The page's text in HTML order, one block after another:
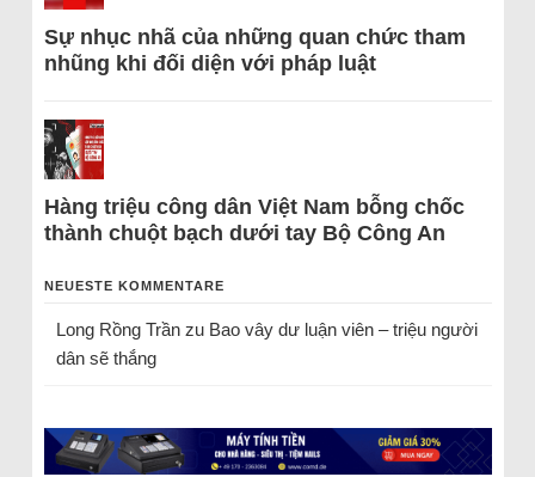
Sự nhục nhã của những quan chức tham
nhũng khi đối diện với pháp luật
Hàng triệu công dân Việt Nam bỗng chốc
thành chuột bạch dưới tay Bộ Công An
NEUESTE KOMMENTARE
Long Rồng Trầnzu Bao vây dư luận viên – triệu người
dân sẽ thắng